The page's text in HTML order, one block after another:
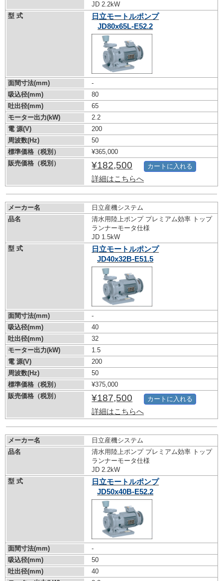
JD 2.2kW
型 式
日立モートルポンプ
JD80x65L-E52.2
面間寸法(mm)
-
吸込径(mm)
80
吐出径(mm)
65
モーター出力(kW)
2.2
電 源(V)
200
周波数(Hz)
50
標準価格（税別）
¥365,000
販売価格（税別）
¥182,500
詳細はこちらへ
カートに入れる
メーカー名
日立産機システム
品名
清水用陸上ポンプ プレミアム効率 トップ
ランナーモータ仕様
JD 1.5kW
型 式
日立モートルポンプ
JD40x32B-E51.5
面間寸法(mm)
-
吸込径(mm)
40
吐出径(mm)
32
モーター出力(kW)
1.5
電 源(V)
200
周波数(Hz)
50
標準価格（税別）
¥375,000
販売価格（税別）
¥187,500
詳細はこちらへ
カートに入れる
メーカー名
日立産機システム
品名
清水用陸上ポンプ プレミアム効率 トップ
ランナーモータ仕様
JD 2.2kW
型 式
日立モートルポンプ
JD50x40B-E52.2
面間寸法(mm)
-
吸込径(mm)
50
吐出径(mm)
40